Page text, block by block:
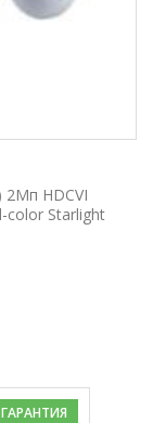
2Мп HDCVI
color Starlight
ГАРАНТИЯ